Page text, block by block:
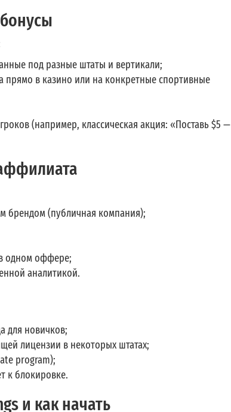
под разные штаты и вертикали;
прямо в казино или на конкретные спортивные
(например, классическая акция: «Поставь $5 —
брендом (публичная компания);
одном оффере;
аналитикой.
для новичков;
лицензии в некоторых штатах;
program);
к блокировке.
и как начать